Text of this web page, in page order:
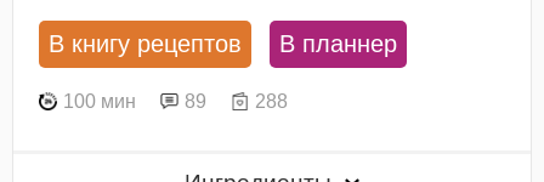
В книгу рецептов В планнер
100 мин 89 288